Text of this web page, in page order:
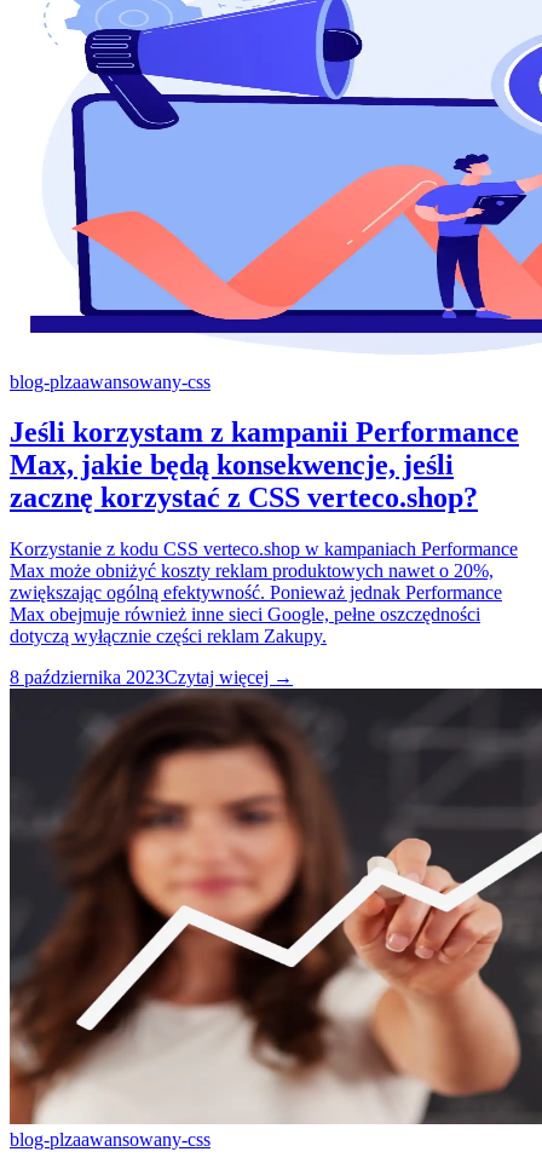
blog-plzaawansowany-css
Jeśli korzystam z kampanii Performance
Max, jakie będą konsekwencje, jeśli
zacznę korzystać z CSS verteco.shop?
Korzystanie z kodu CSS verteco.shop w kampaniach Performance
Max może obniżyć koszty reklam produktowych nawet o 20%,
zwiększając ogólną efektywność. Ponieważ jednak Performance
Max obejmuje również inne sieci Google, pełne oszczędności
dotyczą wyłącznie części reklam Zakupy.
8 października 2023Czytaj więcej →
blog-plzaawansowany-css